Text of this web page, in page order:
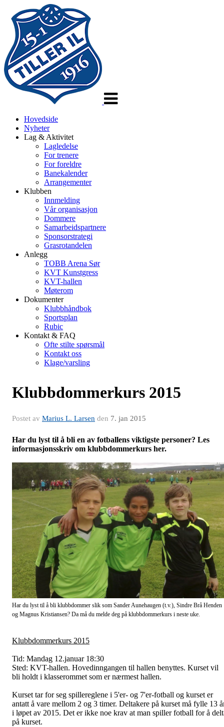
Hovedside
Nyheter
Lag & Aktivitet
Lagledelse
For trenere
For foreldre
Banekalender
Arrangementer
Klubben
Innmelding
Vår organisasjon
Dommere
Samarbeidspartnere
Sponsorstrategi
Grasrotandelen
Anlegg
TOBB Arena Sør
KVT Kunstgress
KVT-hallen
Møterom
Dokumenter
Klubbhåndbok
Sportsplan
Rubic
Kontakt & FAQ
Ofte stilte spørsmål
Kontakt oss
Klage/varsling
Klubbdommerkurs 2015
Postet av Marius L. Larsen den 7. jan 2015
Har du lyst til å bli en av fotballens viktigste personer? Les
informasjonsskriv om klubbdommerkurs her.
Har du lyst til å bli klubbdommer slik som Sander Aunehaugen (t.v.), Sindre Brå Henden
og Magnus Kristiansen? Da må du melde deg på klubbdommerkurs i neste uke.
Klubbdommerkurs 2015
Tid: Mandag 12.januar 18:30
Sted: KVT-hallen. Hovedinngangen til hallen benyttes. Kurset vil
bli holdt i klasserommet som er nærmest hallen.
Kurset tar for seg spillereglene i 5'er- og 7'er-fotball og kurset er
antatt å vare mellom 2 og 3 timer. Deltakere på kurset må fylle 13
i løpet av 2015. Det er ikke noe krav at man spiller fotball for å
på kurset.